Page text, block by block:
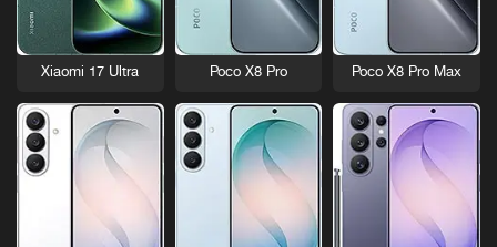
Poco X8 Pro Max
Poco X8 Pro
Xiaomi 17 Ultra